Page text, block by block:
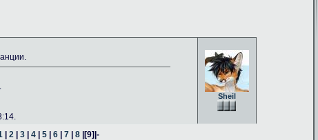
Sheil
| 2| 3| 4| 5| 6| 7| 8|[9]|-